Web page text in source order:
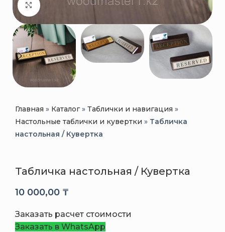
Нажмите, чтобы увеличить
Главная » Каталог» Таблички и навигация »
Настольные таблички и кувертки » Табличка
настольная / Кувертка
Табличка настольная / Кувертка
10 000,00 ₸
Заказать расчет стоимости
Заказать в WhatsApp